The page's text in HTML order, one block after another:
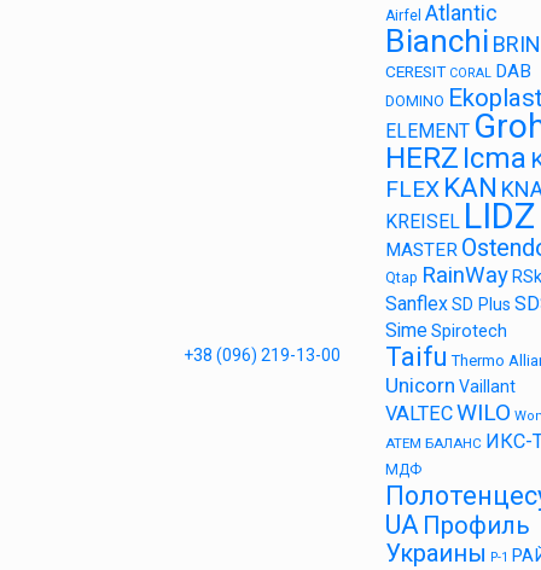
+38 (096) 219-13-00
Airfel Atlantic
Bianchi
CERESIT CORAL DAB
DOMINO
ELEMENT
HERZ Icma
FLEX KAN
KREISEL LIDZ
MASTER
Qtap RainWay
SanflexSD Plus
SimeSpirotech
Taifu Thermo
Unicorn Vaillant
VALTECWILO
АТЕМ БАЛАНС ИКС-
МДФ
UA Профиль
Украины Р-1